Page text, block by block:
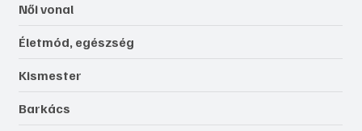
Női vonal
Életmód, egészség
Kismester
Barkács